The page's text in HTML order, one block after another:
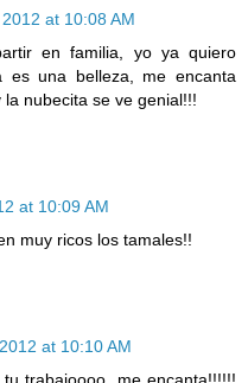
at 10:08 AM
en familia, yo ya quiero
es una belleza, me encanta
nubecita se ve genial!!!
at 10:09 AM
muy ricos los tamales!!
at 10:10 AM